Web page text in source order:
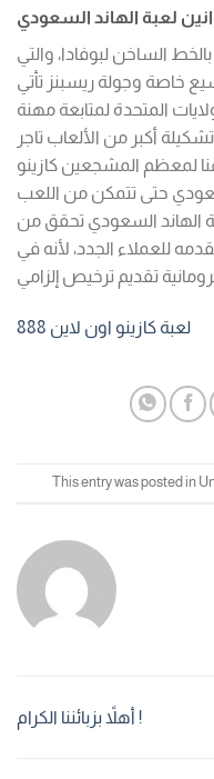
لعبة الهاند السعودي
الساخن لبوفادا، والتي
خاصة وجولة ريسبنز تأتي
المتحدة لمتابعة مهنة
أكبر من الألعاب تاجر
لمعظم المشجعين كازينو
حتى تتمكن من اللعب
الهاند السعودي تحقق من
للعملاء الجدد، لأنه في
لعبة كازينو اون لاين 888
This entry was posted in
أهلاً بزبائننا الكرام !